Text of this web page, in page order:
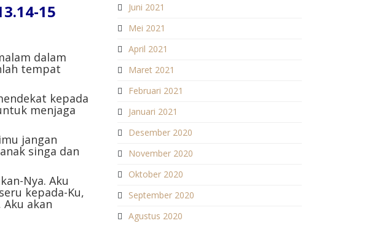
15
dalam
tempat
kepada
menjaga
jangan
singa dan
Nya. Aku
kepada-Ku,
akan
Juni 2021
Mei 2021
April 2021
Maret 2021
Februari 2021
Januari 2021
Desember 2020
November 2020
Oktober 2020
September 2020
Agustus 2020